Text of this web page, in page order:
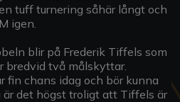
tuff turnering såhär långt och
igen.
blir på Frederik Tiffels som
bredvid två målskyttar.
fin chans idag och bör kunna
är det högst troligt att Tiffels är